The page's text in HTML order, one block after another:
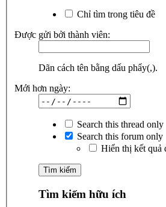
Chỉ tìm trong tiêu đề
Được gửi bởi thành viên:
Dãn cách tên bằng dấu phẩy(,).
Mới hơn ngày:
Search this thread only
Search this forum only
Hiển thị kết quả
Tìm kiếm hữu ích